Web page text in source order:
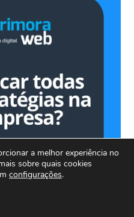
a melhor experiência no
sobre quais cookies
configurações.